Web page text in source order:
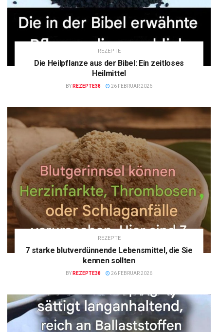
REZEPTE
Die Heilpflanze aus der Bibel: Ein zeitloses
Heilmittel
BY REZEPTE38 26 FEBRUAR 2026
REZEPTE
7 starke blutverdünnende Lebensmittel, die Sie
kennen sollten
BY REZEPTE38 26 FEBRUAR 2026